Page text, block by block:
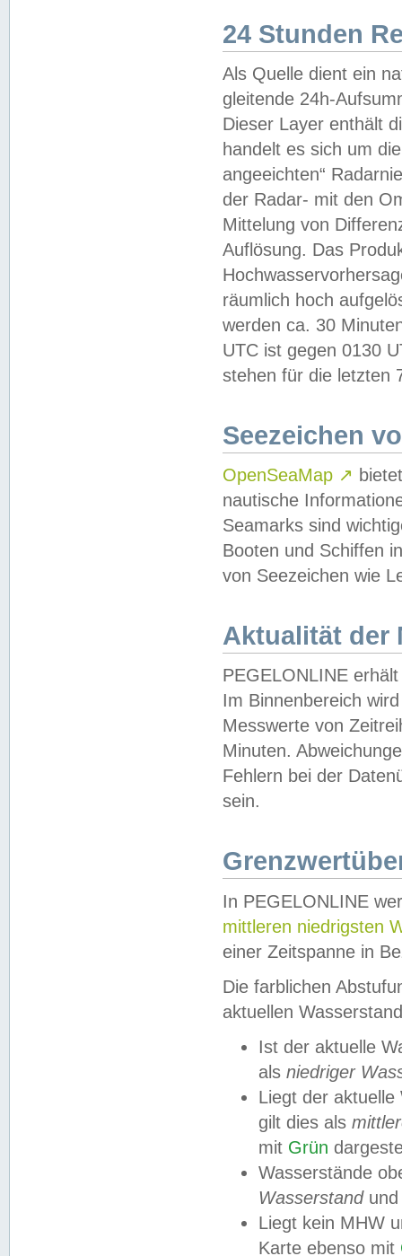
24 Stunden
Als Quelle dient ein
gleitende 24h-
Dieser Layer enthält
handelt es sich um
angeeichten“
der Radar- mit den
Mittelung von
Auflösung. Das
räumlich hoch
werden ca. 30
UTC ist gegen 0130
stehen für die letzten
Seezeichen
OpenSeaMap ↗
nautische
Seamarks sind
Booten und Schiffen
von Seezeichen wie
Aktualität der
PEGELONLINE
Im Binnenbereich
Messwerte von
Minuten.
Fehlern bei der
sein.
In PEGELONLINE
mittleren niedrigsten
einer Zeitspanne in
Die farblichen
aktuellen
Ist der aktuelle
als niedriger
Liegt der
gilt dies als
mit Grün
Wasserstände
Wasserstandund
Liegt kein MHW
Karte ebenso mit